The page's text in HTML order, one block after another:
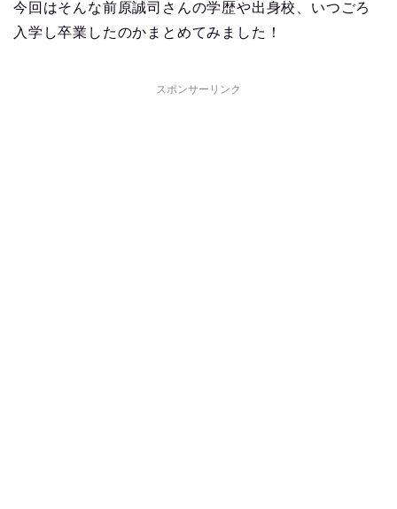
今回はそんな前原誠司さんの学歴や出身校、いつごろ
入学し卒業したのかまとめてみました！
スポンサーリンク